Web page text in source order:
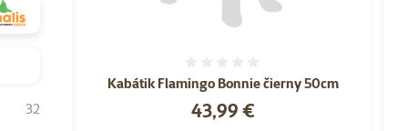
32
Kabátik Flamingo Bonnie čierny 50cm
Cena
43,99 €